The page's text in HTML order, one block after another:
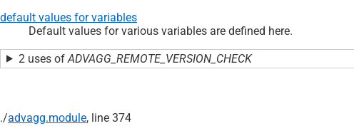
default values for variables
Default values for various variables are defined here.
2 uses of ADVAGG_REMOTE_VERSION_CHECK
./advagg.module, line 374